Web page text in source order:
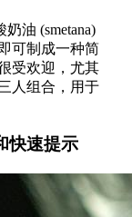
油 (smetana)
可制成一种简
受欢迎，尤其
人组合，用于
快速提示